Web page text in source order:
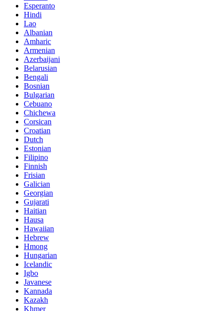
Esperanto
Hindi
Lao
Albanian
Amharic
Armenian
Azerbaijani
Belarusian
Bengali
Bosnian
Bulgarian
Cebuano
Chichewa
Corsican
Croatian
Dutch
Estonian
Filipino
Finnish
Frisian
Galician
Georgian
Gujarati
Haitian
Hausa
Hawaiian
Hebrew
Hmong
Hungarian
Icelandic
Igbo
Javanese
Kannada
Kazakh
Khmer